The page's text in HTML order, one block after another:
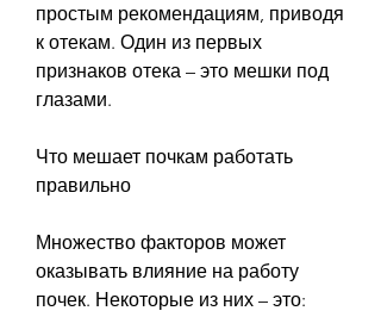
простым рекомендациям, приводя
к отекам. Один из первых
признаков отека – это мешки под
глазами.
Что мешает почкам работать
правильно
Множество факторов может
оказывать влияние на работу
почек. Некоторые из них – это: